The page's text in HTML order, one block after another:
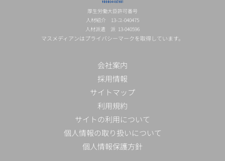
厚生労働大臣許可番号
人材紹介 13-ユ-040475
人材派遣 派 13-040596
マスメディアンはプライバシーマークを取得しています。
会社案内
採用情報
サイトマップ
利用規約
サイトの利用について
個人情報の取り扱いについて
個人情報保護方針